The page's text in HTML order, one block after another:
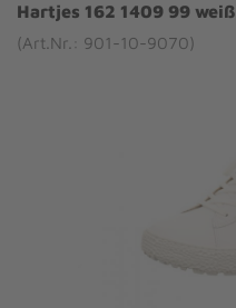
Hartjes 162 1409 99 weiß
(Art.Nr.: 901-10-9070)